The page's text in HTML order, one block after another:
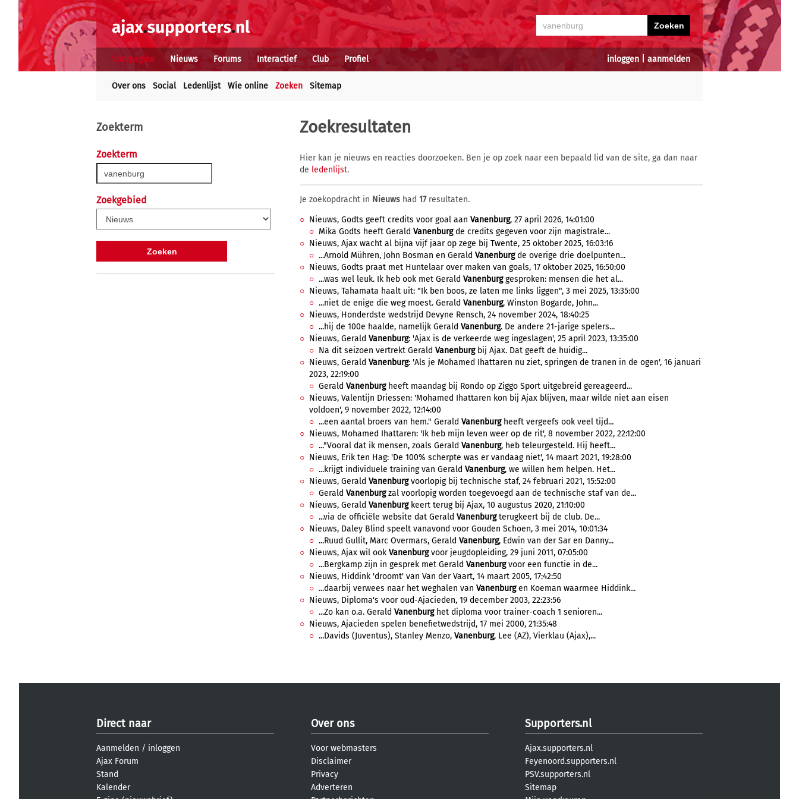
inloggen aanmelden
Voorpagina Nieuws Forums Interactief Club Profiel
Over ons Social Ledenlijst Wie online Zoeken Sitemap
Zoekterm
Zoekterm
Zoekgebied
Zoekresultaten
Hier kan je nieuws en reacties doorzoeken. Ben je op zoek naar een bepaald lid van de site, ga dan naar
de ledenlijst.
Je zoekopdracht in Nieuws had 17resultaten.
Nieuws, Godts geeft credits voor goal aan Vanenburg, 27 april 2026, 14:01:00
Mika Godts heeft Gerald Vanenburgde credits gegeven voor zijn magistrale...
Nieuws, Ajax wacht al bijna vijf jaar op zege bij Twente, 25 oktober 2025, 16:03:16
...Arnold Mühren, John Bosman en Gerald Vanenburgde overige drie doelpunten...
Nieuws, Godts praat met Huntelaar over maken van goals, 17 oktober 2025, 16:50:00
...was wel leuk. Ik heb ook met Gerald Vanenburggesproken: mensen die het al...
Nieuws, Tahamata haalt uit: "Ik ben boos, ze laten me links liggen", 3 mei 2025, 13:35:00
...niet de enige die weg moest. Gerald Vanenburg, Winston Bogarde, John...
Nieuws, Honderdste wedstrijd Devyne Rensch, 24 november 2024, 18:40:25
...hij de 100e haalde, namelijk Gerald Vanenburg. De andere 21-jarige spelers...
Nieuws, Gerald Vanenburg: 'Ajax is de verkeerde weg ingeslagen', 25 april 2023, 13:35:00
Na dit seizoen vertrekt Gerald Vanenburgbij Ajax. Dat geeft de huidig...
Nieuws, Gerald Vanenburg: 'Als je Mohamed Ihattaren nu ziet, springen de tranen in de ogen', 16 januari
2023, 22:19:00
Gerald Vanenburgheeft maandag bij Rondo op Ziggo Sport uitgebreid gereageerd...
Nieuws, Valentijn Driessen: 'Mohamed Ihattaren kon bij Ajax blijven, maar wilde niet aan eisen
voldoen', 9 november 2022, 12:14:00
...een aantal broers van hem." Gerald Vanenburgheeft vergeefs ook veel tijd...
Nieuws, Mohamed Ihattaren: 'Ik heb mijn leven weer op de rit', 8 november 2022, 22:12:00
..."Vooral dat ik mensen, zoals Gerald Vanenburg, heb teleurgesteld. Hij heeft...
Nieuws, Erik ten Hag: 'De 100% scherpte was er vandaag niet', 14 maart 2021, 19:28:00
...krijgt individuele training van Gerald Vanenburg, we willen hem helpen. Het...
Nieuws, Gerald Vanenburgvoorlopig bij technische staf, 24 februari 2021, 15:52:00
Gerald Vanenburgzal voorlopig worden toegevoegd aan de technische staf van de...
Nieuws, Gerald Vanenburgkeert terug bij Ajax, 10 augustus 2020, 21:10:00
...via de officiële website dat Gerald Vanenburgterugkeert bij de club. De...
Nieuws, Daley Blind speelt vanavond voor Gouden Schoen, 3 mei 2014, 10:01:34
...Ruud Gullit, Marc Overmars, Gerald Vanenburg, Edwin van der Sar en Danny...
Nieuws, Ajax wil ook Vanenburgvoor jeugdopleiding, 29 juni 2011, 07:05:00
...Bergkamp zijn in gesprek met Gerald Vanenburgvoor een functie in de...
Nieuws, Hiddink 'droomt' van Van der Vaart, 14 maart 2005, 17:42:50
...daarbij verwees naar het weghalen van Vanenburgen Koeman waarmee Hiddink...
Nieuws, Diploma's voor oud-Ajacieden, 19 december 2003, 22:23:56
...Zo kan o.a. Gerald Vanenburghet diploma voor trainer-coach 1 senioren...
Nieuws, Ajacieden spelen benefietwedstrijd, 17 mei 2000, 21:35:48
...Davids (Juventus), Stanley Menzo, Vanenburg, Lee (AZ), Vierklau (Ajax),...
Direct naar
Aanmelden / inloggen
Ajax Forum
Stand
Kalender
Over ons
Voor webmasters
Disclaimer
Privacy
Adverteren
Supporters.nl
Ajax.supporters.nl
Feyenoord.supporters.nl
PSV.supporters.nl
Sitemap